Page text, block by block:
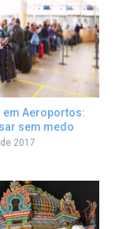
em Aeroportos:
sem medo
2017